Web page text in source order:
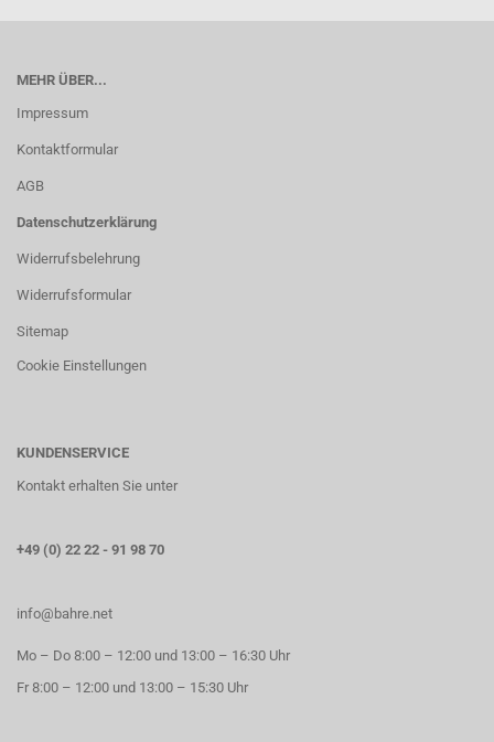
MEHR ÜBER...
Impressum
Kontaktformular
AGB
Datenschutzerklärung
Widerrufsbelehrung
Widerrufsformular
Sitemap
Cookie Einstellungen
KUNDENSERVICE
Kontakt erhalten Sie unter
+49 (0) 22 22 - 91 98 70
info@bahre.net
Mo – Do 8:00 – 12:00 und 13:00 – 16:30 Uhr
Fr 8:00 – 12:00 und 13:00 – 15:30 Uhr